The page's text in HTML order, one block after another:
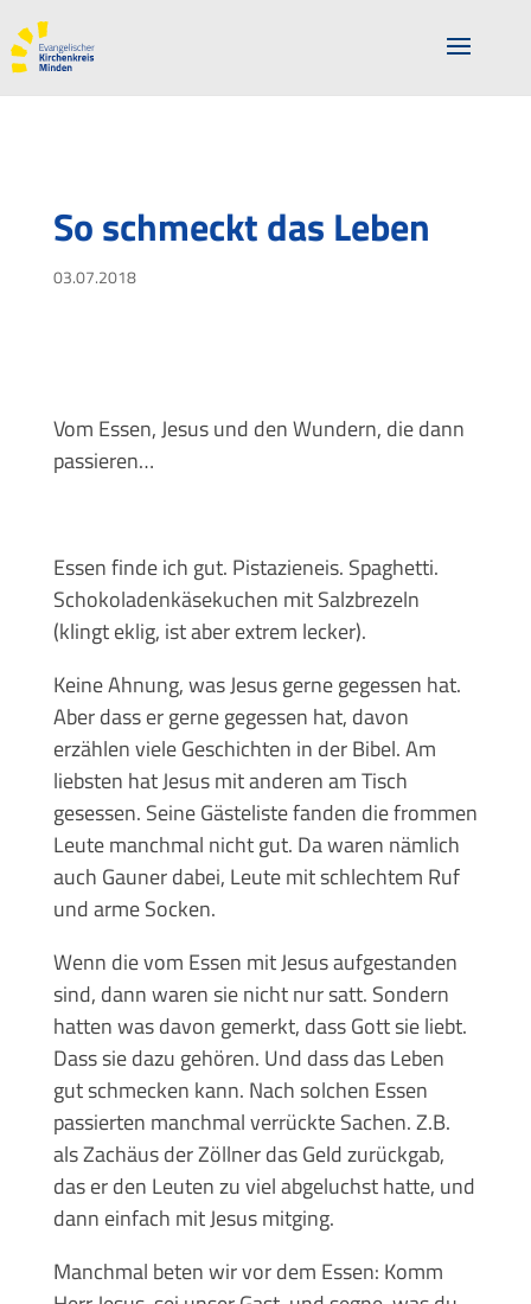
So schmeckt das Leben
03.07.2018
Vom Essen, Jesus und den Wundern, die dann
passieren…
Essen finde ich gut. Pistazieneis. Spaghetti.
Schokoladenkäsekuchen mit Salzbrezeln
(klingt eklig, ist aber extrem lecker).
Keine Ahnung, was Jesus gerne gegessen hat.
Aber dass er gerne gegessen hat, davon
erzählen viele Geschichten in der Bibel. Am
liebsten hat Jesus mit anderen am Tisch
gesessen. Seine Gästeliste fanden die frommen
Leute manchmal nicht gut. Da waren nämlich
auch Gauner dabei, Leute mit schlechtem Ruf
und arme Socken.
Wenn die vom Essen mit Jesus aufgestanden
sind, dann waren sie nicht nur satt. Sondern
hatten was davon gemerkt, dass Gott sie liebt.
Dass sie dazu gehören. Und dass das Leben
gut schmecken kann. Nach solchen Essen
passierten manchmal verrückte Sachen. Z.B.
als Zachäus der Zöllner das Geld zurückgab,
das er den Leuten zu viel abgeluchst hatte, und
dann einfach mit Jesus mitging.
Manchmal beten wir vor dem Essen: Komm